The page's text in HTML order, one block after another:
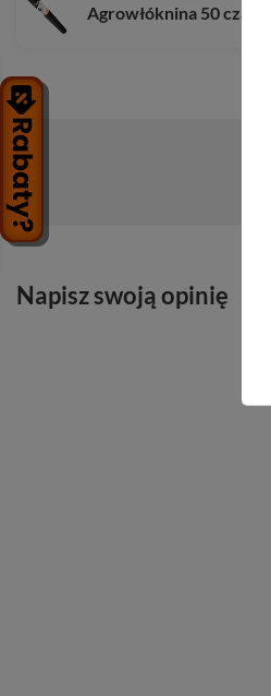
Agrowłóknina 50 czarna,
Napisz swoją opinię